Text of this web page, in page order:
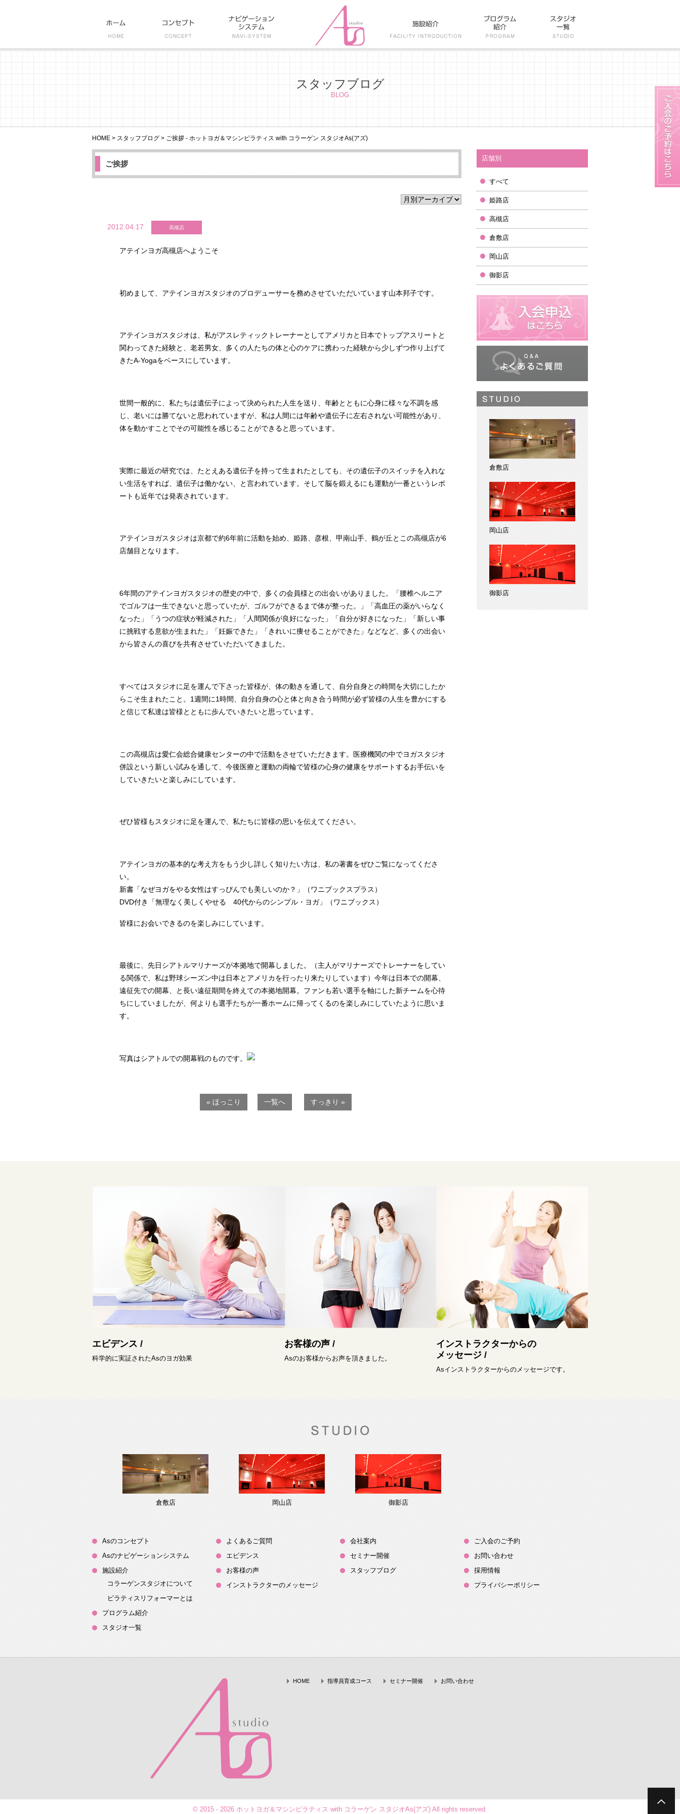
スタッフブログ
BLOG
HOME > スタッフブログ > ご挨拶 - ホットヨガ＆マシンピラティス with コラーゲン スタジオAs(アズ)
ご挨拶
2012.04.17 高槻店
アテインヨガ高槻店へようこそ
初めまして、アテインヨガスタジオのプロデューサーを務めさせていただいています山本邦子です。
アテインヨガスタジオは、私がアスレティックトレーナーとしてアメリカと日本でトップアスリートと
関わってきた経験と、老若男女、多くの人たちの体と心のケアに携わった経験から少しずつ作り上げて
きたA-Yogaをベースにしています。
世間一般的に、私たちは遺伝子によって決められた人生を送り、年齢とともに心身に様々な不調を感
じ、老いには勝てないと思われていますが、私は人間には年齢や遺伝子に左右されない可能性があり、
体を動かすことでその可能性を感じることができると思っています。
実際に最近の研究では、たとえある遺伝子を持って生まれたとしても、その遺伝子のスイッチを入れな
い生活をすれば、遺伝子は働かない、と言われています。そして脳を鍛えるにも運動が一番というレポ
ートも近年では発表されています。
アテインヨガスタジオは京都で約6年前に活動を始め、姫路、彦根、甲南山手、鶴が丘とこの高槻店が6
店舗目となります。
6年間のアテインヨガスタジオの歴史の中で、多くの会員様との出会いがありました。「腰椎ヘルニア
でゴルフは一生できないと思っていたが、ゴルフができるまで体が整った。」「高血圧の薬がいらなく
なった」「うつの症状が軽減された」「人間関係が良好になった」「自分が好きになった」「新しい事
に挑戦する意欲が生まれた」「妊娠できた」「きれいに痩せることができた」などなど、多くの出会い
から皆さんの喜びを共有させていただいてきました。
すべてはスタジオに足を運んで下さった皆様が、体の動きを通して、自分自身との時間を大切にしたか
らこそ生まれたこと。1週間に1時間、自分自身の心と体と向き合う時間が必ず皆様の人生を豊かにする
と信じて私達は皆様とともに歩んでいきたいと思っています。
この高槻店は愛仁会総合健康センターの中で活動をさせていただきます。医療機関の中でヨガスタジオ
併設という新しい試みを通して、今後医療と運動の両輪で皆様の心身の健康をサポートするお手伝いを
していきたいと楽しみにしています。
ぜひ皆様もスタジオに足を運んで、私たちに皆様の思いを伝えてください。
アテインヨガの基本的な考え方をもう少し詳しく知りたい方は、私の著書をぜひご覧になってくださ
い。
新書「なぜヨガをやる女性はすっぴんでも美しいのか？」（ワニブックスプラス）
DVD付き「無理なく美しくやせる 40代からのシンプル・ヨガ」（ワニブックス）
皆様にお会いできるのを楽しみにしています。
最後に、先日シアトルマリナーズが本拠地で開幕しました。（主人がマリナーズでトレーナーをしてい
る関係で、私は野球シーズン中は日本とアメリカを行ったり来たりしています）今年は日本での開幕、
遠征先での開幕、と長い遠征期間を終えての本拠地開幕。ファンも若い選手を軸にした新チームを心待
ちにしていましたが、何よりも選手たちが一番ホームに帰ってくるのを楽しみにしていたように思いま
す。
写真はシアトルでの開幕戦のものです。
« ほっこり 一覧へ すっきり »
店舗別
すべて
姫路店
高槻店
倉敷店
岡山店
御影店
倉敷店
岡山店
御影店
エビデンス /
科学的に実証されたAsのヨガ効果
お客様の声 /
Asのお客様からお声を頂きました。
インストラクターからの
メッセージ /
Asインストラクターからのメッセージです。
倉敷店 岡山店 御影店
Asのコンセプト
Asのナビゲーションシステム
施設紹介
コラーゲンスタジオについて
ピラティスリフォーマーとは
プログラム紹介
スタジオ一覧
よくあるご質問
エビデンス
お客様の声
インストラクターのメッセージ
会社案内
セミナー開催
スタッフブログ
ご入会のご予約
お問い合わせ
採用情報
プライバシーポリシー
HOME 指導員育成コース セミナー開催 お問い合わせ
© 2015 - 2026 ホットヨガ＆マシンピラティス with コラーゲン スタジオAs(アズ) All rights reserved.